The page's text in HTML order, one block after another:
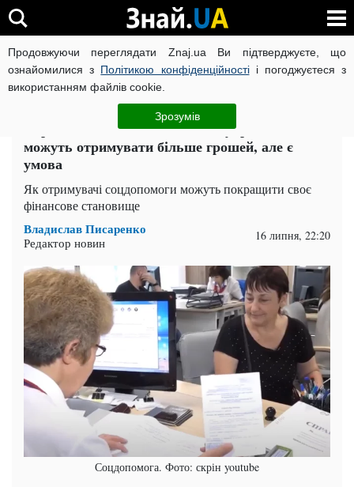
Продовжуючи переглядати Znaj.ua Ви підтверджуєте, що
ознайомилися з Політикою конфіденційностіі погоджуєтеся з
використанням файлів cookie.
Зрозумів
ВІЙНА РОСІЇ ПРОТИ УКРАЇНИ КОРОНАВІРУС В УКРАЇНІ
ЧИТАТЬ НА РУССКОМ
Перезавантаження соцвиплат: українці
можуть отримувати більше грошей, але є
умова
Як отримувачі соцдопомоги можуть покращити своє
фінансове становище
Владислав Писаренко
Редактор новин 16 липня, 22:20
Соцдопомога. Фото: скрін youtube